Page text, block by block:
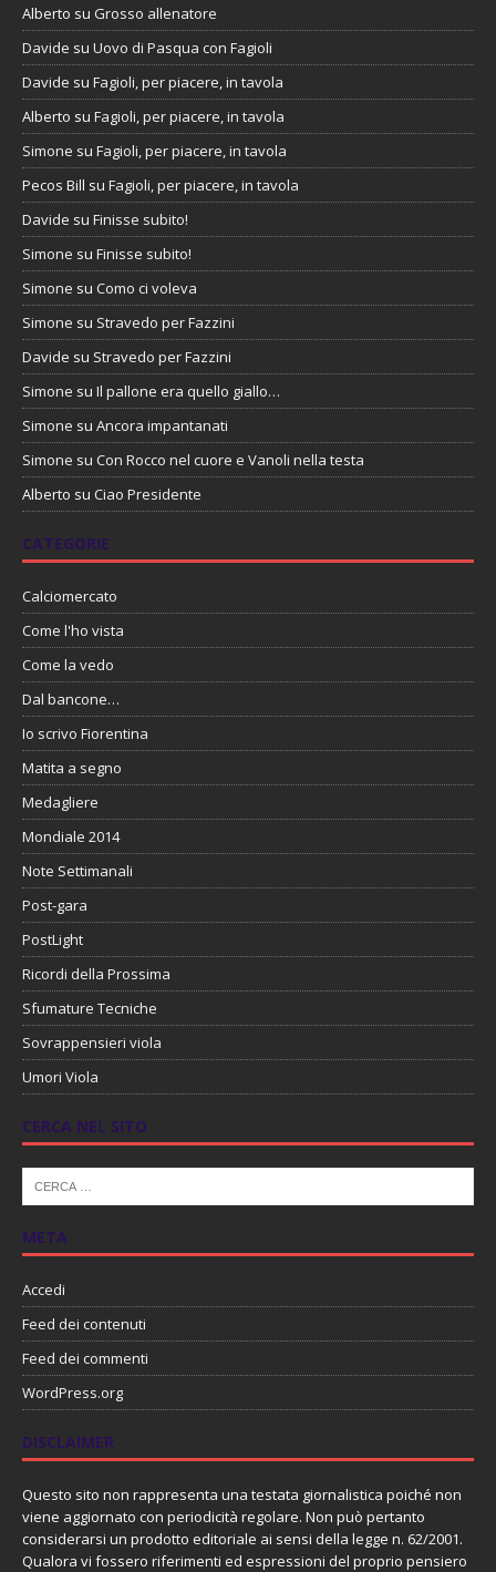
Alberto su Grosso allenatore
Davide su Uovo di Pasqua con Fagioli
Davide su Fagioli, per piacere, in tavola
Alberto su Fagioli, per piacere, in tavola
Simone su Fagioli, per piacere, in tavola
Pecos Bill su Fagioli, per piacere, in tavola
Davide su Finisse subito!
Simone su Finisse subito!
Simone su Como ci voleva
Simone su Stravedo per Fazzini
Davide su Stravedo per Fazzini
Simone su Il pallone era quello giallo…
Simone su Ancora impantanati
Simone su Con Rocco nel cuore e Vanoli nella testa
Alberto su Ciao Presidente
CATEGORIE
Calciomercato
Come l'ho vista
Come la vedo
Dal bancone…
Io scrivo Fiorentina
Matita a segno
Medagliere
Mondiale 2014
Note Settimanali
Post-gara
PostLight
Ricordi della Prossima
Sfumature Tecniche
Sovrappensieri viola
Umori Viola
CERCA NEL SITO
META
Accedi
Feed dei contenuti
Feed dei commenti
WordPress.org
DISCLAIMER
Questo sito non rappresenta una testata giornalistica poiché non
viene aggiornato con periodicità regolare. Non può pertanto
considerarsi un prodotto editoriale ai sensi della legge n. 62/2001.
Qualora vi fossero riferimenti ed espressioni del proprio pensiero